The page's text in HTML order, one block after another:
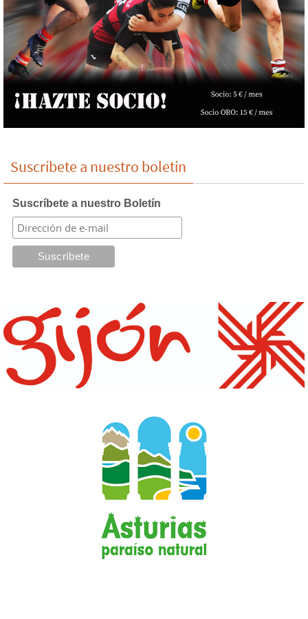
Suscríbete a nuestro boletín
Suscríbete a nuestro Boletín